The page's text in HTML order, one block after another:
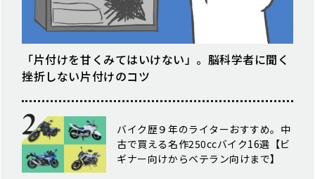
「片付けを甘くみてはいけない」。脳科学者に聞く
挫折しない片付けのコツ
バイク歴９年のライターおすすめ。中
古で買える名作250ccバイク16選【ビ
ギナー向けからベテラン向けまで】